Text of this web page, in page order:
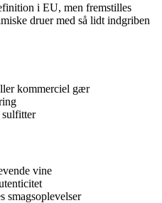
i EU, men fremstilles
druer med så lidt indgriben
kommerciel gær
vine
smagsoplevelser